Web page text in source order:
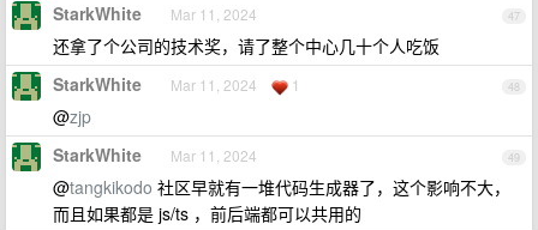
47
StarkWhite Mar 11, 2024
还拿了个公司的技术奖，请了整个中心几十个人吃饭
48
StarkWhite Mar 11, 2024 1
@zjp
49
StarkWhite Mar 11, 2024
@tangkikodo 社区早就有一堆代码生成器了，这个影响不大，
而且如果都是 js/ts ，前后端都可以共用的